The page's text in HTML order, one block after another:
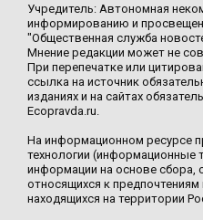
Учредитель: Автономная
информированию и
"Общественная служба
Мнение редакции может не
При перепечатке или
ссылка на источник
изданиях и на сайтах
Ecopravda.ru.
На информационном ресурсе
технологии (информационные
информации на основе сбора,
относящихся к предпочтениям
находящихся на территории